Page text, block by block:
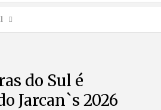
do Sul é
Jarcan`s 2026